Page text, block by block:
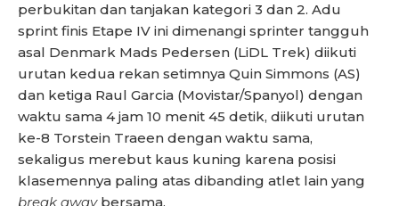
perbukitan dan tanjakan kategori 3 dan 2. Adu
sprint finis Etape IV ini dimenangi sprinter tangguh
asal Denmark Mads Pedersen (LiDL Trek) diikuti
urutan kedua rekan setimnya Quin Simmons (AS)
dan ketiga Raul Garcia (Movistar/Spanyol) dengan
waktu sama 4 jam 10 menit 45 detik, diikuti urutan
ke-8 Torstein Traeen dengan waktu sama,
sekaligus merebut kaus kuning karena posisi
klasemennya paling atas dibanding atlet lain yang
break away bersama.